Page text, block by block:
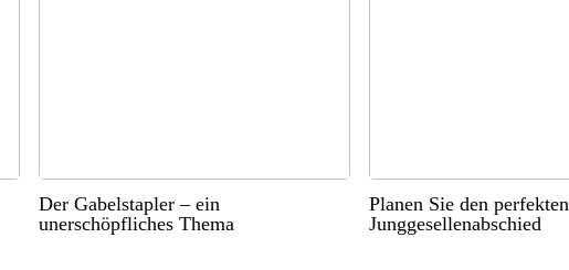
Der Gabelstapler – ein
unerschöpfliches Thema
Planen Sie den perfekten
Junggesellenabschied